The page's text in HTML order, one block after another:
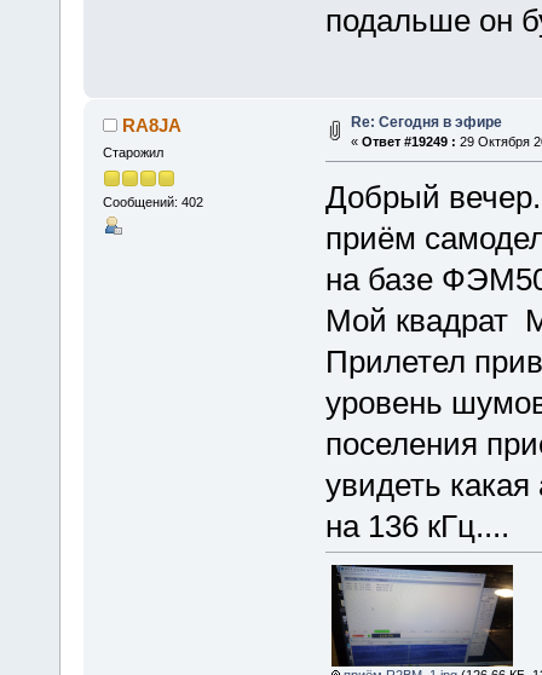
подальше он
RA8JA
Старожил
Сообщений: 402
Re: Сегодня в эфире
« Ответ #19249 : 29 Октября
Добрый
приём
на базе
Мой квадрат
Прилетел
уровень
поселения
увидеть
на 136 кГц....